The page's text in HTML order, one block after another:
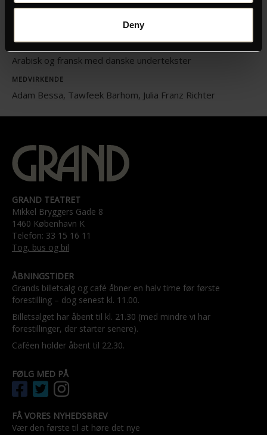
Deny
LÆNGDE
SPROG
Arabisk og fransk med danske undertekster
MEDVIRKENDE
Adam Bessa, Tawfeek Barhom, Julia Franz Richter
GRAND TEATRET
Mikkel Bryggers Gade 8
1460 København K
Telefon: 33 15 16 11
Tog, bus og bil
ÅBNINGSTIDER
Grands billetsalg og café åbner en halv time før første
forestilling – dog senest kl. 11.00.
Billetsalget har åbent til kl. 21.30 (med mindre vi har
forestillinger, der starter senere).
Caféen holder åbent til 22.30.
FØLG MED PÅ
FÅ VORES NYHEDSBREV
Vær den første til at høre det nye